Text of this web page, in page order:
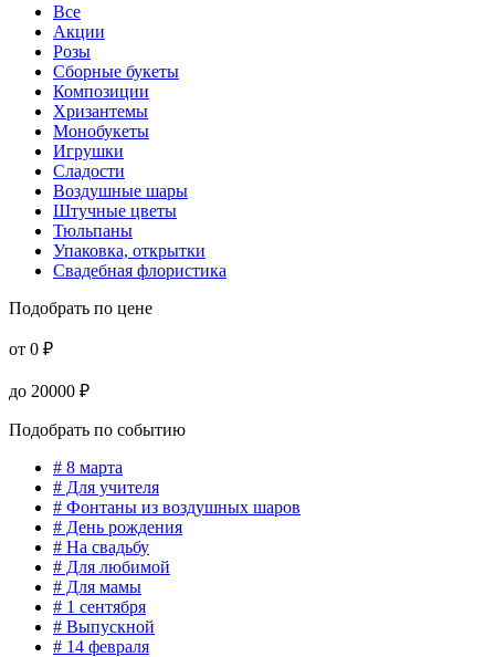
Все
Акции
Розы
Сборные букеты
Композиции
Хризантемы
Монобукеты
Игрушки
Сладости
Воздушные шары
Штучные цветы
Тюльпаны
Упаковка, открытки
Свадебная флористика
Подобрать по цене
от 0 ₽
до 20000 ₽
Подобрать по событию
# 8 марта
# Для учителя
# Фонтаны из воздушных шаров
# День рождения
# На свадьбу
# Для любимой
# Для мамы
# 1 сентября
# Выпускной
# 14 февраля